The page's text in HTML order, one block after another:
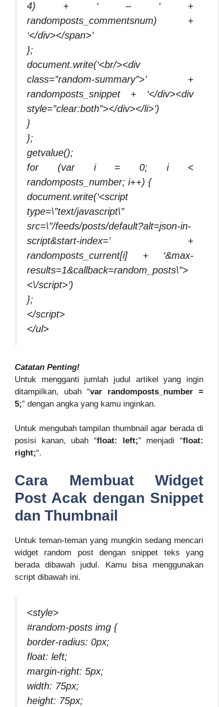
4) + ‘ – ‘ +
randomposts_commentsnum) +
‘</div></span>’
};
document.write(‘<br/><div
class=”random-summary”>’ +
randomposts_snippet + ‘</div><div
style=”clear:both”></div></li>’)
}
};
getvalue();
for (var i = 0; i <
randomposts_number; i++) {
document.write(‘<script
type=\”text/javascript\”
src=\”/feeds/posts/default?alt=json-in-
script&start-index=’ +
randomposts_current[i] + ‘&max-
results=1&callback=random_posts\”>
<\/script>’)
};
</script>
</ul>
Catatan Penting!
Untuk mengganti jumlah judul artikel yang ingin
ditampilkan, ubah “var randomposts_number =
5;” dengan angka yang kamu inginkan.
Untuk mengubah tampilan thumbnail agar berada di
posisi kanan, ubah “float: left;” menjadi “float:
right;“.
Cara Membuat Widget
Post Acak dengan Snippet
dan Thumbnail
Untuk teman-teman yang mungkin sedang mencari
widget random post dengan snippet teks yang
berada dibawah judul. Kamu bisa menggunakan
script dibawah ini.
<style>
#random-posts img {
border-radius: 0px;
float: left;
margin-right: 5px;
width: 75px;
height: 75px;